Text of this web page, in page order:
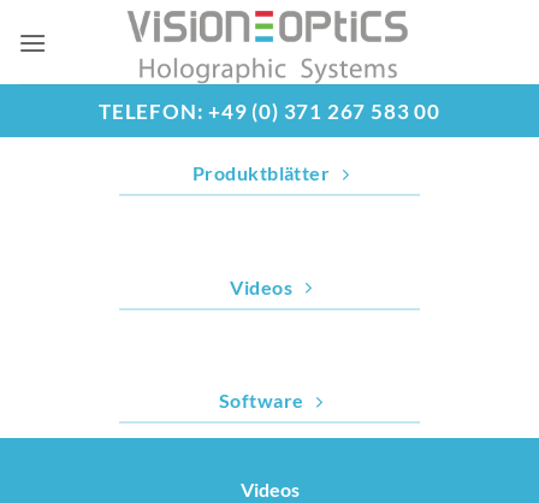
Inhalt
TELEFON: +49 (0) 371 267 583 00
Produktblätter
Videos
Software
Videos